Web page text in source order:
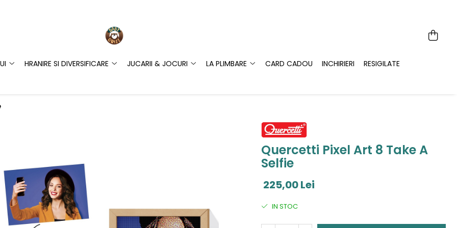
HRANIRE SI DIVERSIFICARE JUCARII & JOCURI LA PLIMBARE CARD CADOU INCHIRIERI
RESIGILATE
Quercetti Pixel Art 8 Take A
Selfie
225,00 Lei
IN STOC